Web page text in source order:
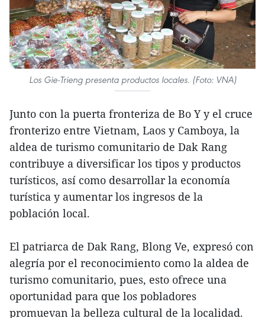
Los Gie-Trieng presenta productos locales. (Foto: VNA)
Junto con la puerta fronteriza de Bo Y y el cruce
fronterizo entre Vietnam, Laos y Camboya, la
aldea de turismo comunitario de Dak Rang
contribuye a diversificar los tipos y productos
turísticos, así como desarrollar la economía
turística y aumentar los ingresos de la
población local.
El patriarca de Dak Rang, Blong Ve, expresó con
alegría por el reconocimiento como la aldea de
turismo comunitario, pues, esto ofrece una
oportunidad para que los pobladores
promuevan la belleza cultural de la localidad.